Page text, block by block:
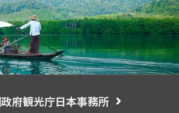
府観光庁日本事務所